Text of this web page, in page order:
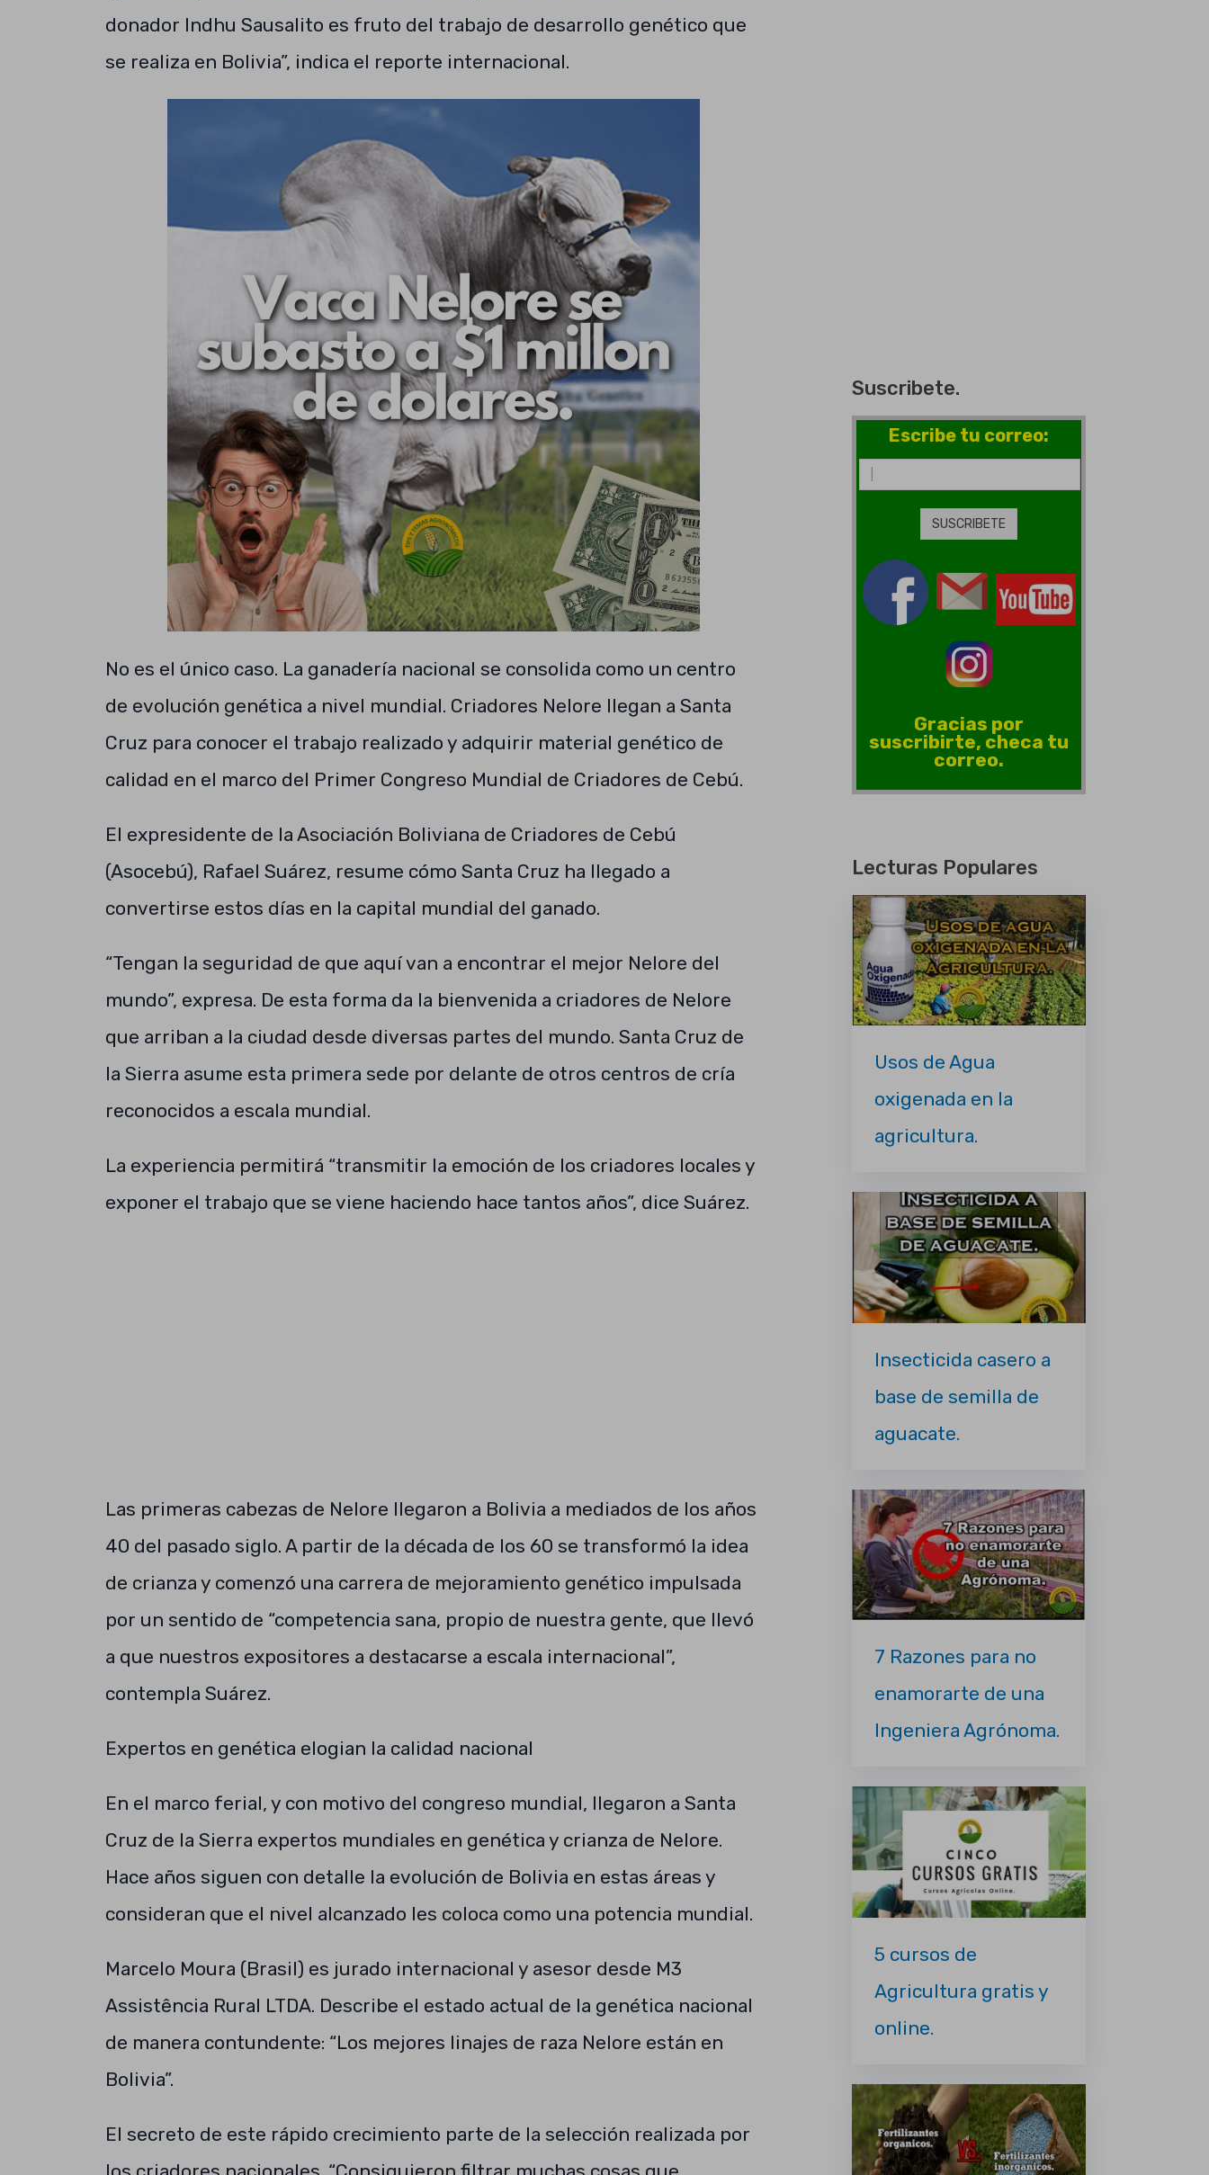
donador Indhu Sausalito es fruto del trabajo de desarrollo genético que
se realiza en Bolivia”, indica el reporte internacional.
No es el único caso. La ganadería nacional se consolida como un centro
de evolución genética a nivel mundial. Criadores Nelore llegan a Santa
Cruz para conocer el trabajo realizado y adquirir material genético de
calidad en el marco del Primer Congreso Mundial de Criadores de Cebú.
El expresidente de la Asociación Boliviana de Criadores de Cebú
(Asocebú), Rafael Suárez, resume cómo Santa Cruz ha llegado a
convertirse estos días en la capital mundial del ganado.
“Tengan la seguridad de que aquí van a encontrar el mejor Nelore del
mundo”, expresa. De esta forma da la bienvenida a criadores de Nelore
que arriban a la ciudad desde diversas partes del mundo. Santa Cruz de
la Sierra asume esta primera sede por delante de otros centros de cría
reconocidos a escala mundial.
La experiencia permitirá “transmitir la emoción de los criadores locales y
exponer el trabajo que se viene haciendo hace tantos años”, dice Suárez.
Las primeras cabezas de Nelore llegaron a Bolivia a mediados de los años
40 del pasado siglo. A partir de la década de los 60 se transformó la idea
de crianza y comenzó una carrera de mejoramiento genético impulsada
por un sentido de “competencia sana, propio de nuestra gente, que llevó
a que nuestros expositores a destacarse a escala internacional”,
contempla Suárez.
Expertos en genética elogian la calidad nacional
En el marco ferial, y con motivo del congreso mundial, llegaron a Santa
Cruz de la Sierra expertos mundiales en genética y crianza de Nelore.
Hace años siguen con detalle la evolución de Bolivia en estas áreas y
consideran que el nivel alcanzado les coloca como una potencia mundial.
Marcelo Moura (Brasil) es jurado internacional y asesor desde M3
Assistência Rural LTDA. Describe el estado actual de la genética nacional
de manera contundente: “Los mejores linajes de raza Nelore están en
Bolivia”.
El secreto de este rápido crecimiento parte de la selección realizada por
Suscribete.
Escribe tu correo:
Gracias por
suscribirte, checa tu
correo.
Lecturas Populares
Usos de Agua
oxigenada en la
agricultura.
Insecticida casero a
base de semilla de
aguacate.
7 Razones para no
enamorarte de una
Ingeniera Agrónoma.
5 cursos de
Agricultura gratis y
online.